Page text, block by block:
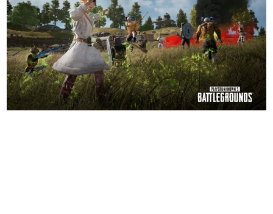
日本モバイルゲーム産業史
日本のモバイルゲーム史における主要なトピック・タイト
ルを網羅するほか、開発者へのインタビューや識者による
解説を掲載。約20年の歴史が一望できる決定版！
若ゲのいたり〜ゲームクリエイターの青春〜
『うつヌケ』『ペンと箸』等で知られるマンガ家・田中圭
一先生によるゲーム業界レポートマンガです。
なんでゲームは面白い？